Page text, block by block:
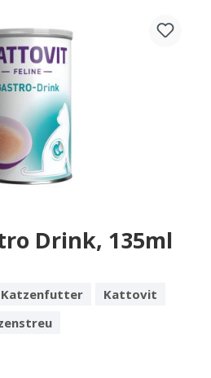
Drink, 135ml
Katzenfutter
Kattovit